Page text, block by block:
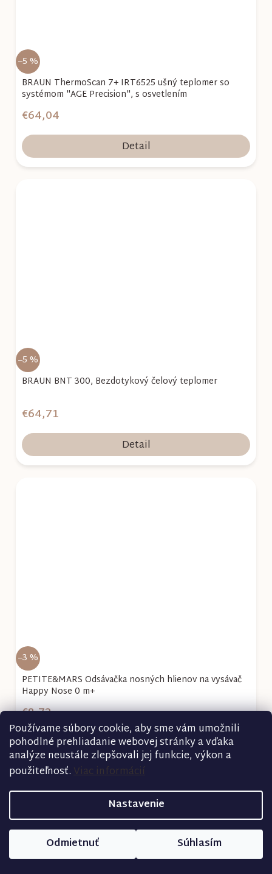
Používame súbory cookie, aby sme vám umožnili
pohodlné prehliadanie webovej stránky a vďaka
analýze neustále zlepšovali jej funkcie, výkon a
použiteľnosť.Viac informácií
Nastavenie
Odmietnuť Súhlasím
–5 %
BRAUN ThermoScan 7+ IRT6525 ušný teplomer so
systémom "AGE Precision", s osvetlením
€64,04
Detail
–5 %
BRAUN BNT 300, Bezdotykový čelový teplomer
€64,71
Detail
–3 %
PETITE&MARS Odsávačka nosných hlienov na vysávač
Happy Nose 0 m+
€8,72
Detail